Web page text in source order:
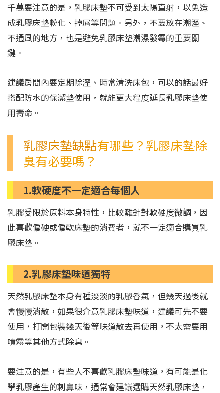
千萬要注意的是，乳膠床墊不可受到太陽直射，以免造
成乳膠床墊粉化、掉屑等問題。另外，不要放在潮溼、
不通風的地方，也是避免乳膠床墊潮濕發霉的重要關
鍵。
建議房間內要定期除溼、時常清洗床包，可以的話最好
搭配防水的保潔墊使用，就能更大程度延長乳膠床墊使
用壽命。
乳膠床墊缺點有哪些？乳膠床墊除
臭有必要嗎？
1.軟硬度不一定適合每個人
乳膠受限於原料本身特性，比較難針對軟硬度微調，因
此喜歡偏硬或偏軟床墊的消費者，就不一定適合購買乳
膠床墊。
2.乳膠床墊味道獨特
天然乳膠床墊本身有種淡淡的乳膠香氣，但幾天過後就
會慢慢消散，如果很介意乳膠床墊味道，建議可先不要
使用，打開包裝幾天後等味道散去再使用，不太需要用
噴霧等其他方式除臭。
要注意的是，有些人不喜歡乳膠床墊味道，有可能是化
學乳膠產生的刺鼻味，通常會建議選購天然乳膠床墊，